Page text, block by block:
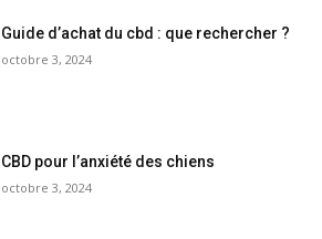
Guide d’achat du cbd : que rechercher ?
octobre 3, 2024
CBD pour l’anxiété des chiens
octobre 3, 2024